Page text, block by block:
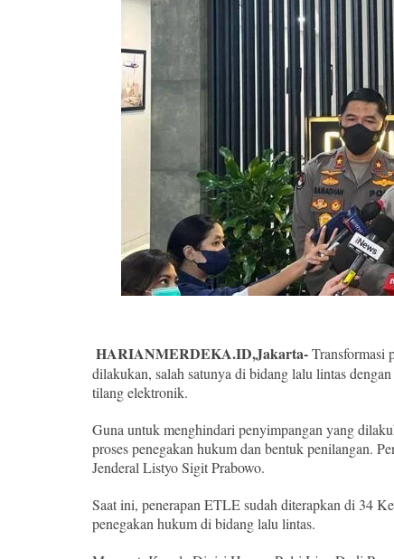
HARIANMERDEKA.ID,Jakarta-Transformasi
dilakukan, salah satunya di bidang lalu lintas
tilang elektronik.
Guna untuk menghindari penyimpangan yang
proses penegakan hukum dan bentuk penilangan.
Jenderal Listyo Sigit Prabowo.
Saat ini, penerapan ETLE sudah diterapkan di 34
penegakan hukum di bidang lalu lintas.